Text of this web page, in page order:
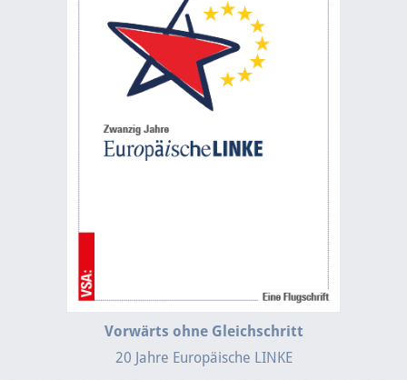
Vorwärts ohne Gleichschritt
20 Jahre Europäische LINKE